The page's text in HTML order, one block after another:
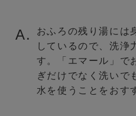
A.
おふろの残り湯には
しているので、洗浄
す。「エマール」で
ぎだけでなく洗いで
水を使うことをおす